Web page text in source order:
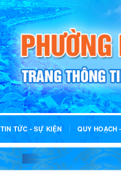
TIN TỨC - SỰ KIỆN QUY HOẠCH